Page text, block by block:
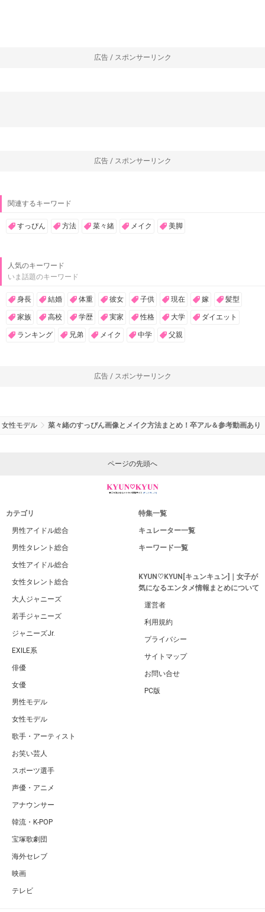
広告 / スポンサーリンク
広告 / スポンサーリンク
関連するキーワード
すっぴん 方法 菜々緒 メイク 美脚
人気のキーワード
いま話題のキーワード
身長 結婚 体重 彼女 子供 現在 嫁 髪型
家族 高校 学歴 実家 性格 大学 ダイエット
ランキング 兄弟 メイク 中学 父親
広告 / スポンサーリンク
女性モデル 菜々緒のすっぴん画像とメイク方法まとめ！卒アル＆参考動画あり
ページの先頭へ
カテゴリ
男性アイドル総合
男性タレント総合
女性アイドル総合
女性タレント総合
大人ジャニーズ
若手ジャニーズ
ジャニーズJr.
EXILE系
俳優
女優
男性モデル
女性モデル
歌手・アーティスト
お笑い芸人
スポーツ選手
声優・アニメ
アナウンサー
韓流・K-POP
宝塚歌劇団
海外セレブ
映画
テレビ
特集一覧
キュレーター一覧
キーワード一覧
KYUN♡KYUN[キュンキュン]｜女子が
気になるエンタメ情報まとめについて
運営者
利用規約
プライバシー
サイトマップ
お問い合せ
PC版